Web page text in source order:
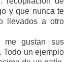
y que nunca te
llevados a otro
me gustan sus
Todo un ejemplo